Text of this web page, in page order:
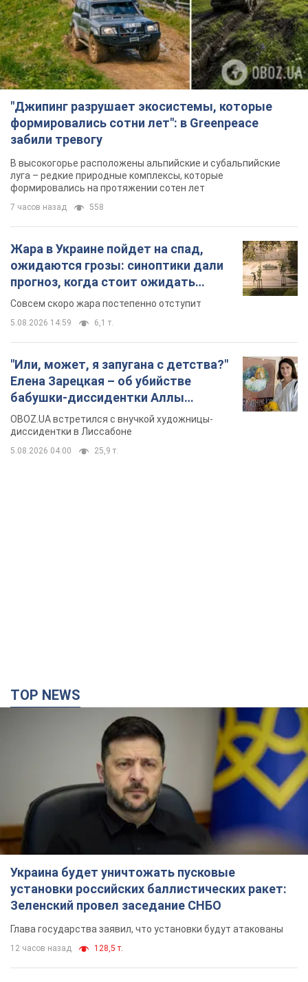
"Джипинг разрушает экосистемы, которые
формировались сотни лет": в Greenpeace
забили тревогу
В высокогорье расположены альпийские и субальпийские
луга – редкие природные комплексы, которые
формировались на протяжении сотен лет
7 часов назад 558
Жара в Украине пойдет на спад,
ожидаются грозы: синоптики дали
прогноз, когда стоит ожидать
изменения погоды
Совсем скоро жара постепенно отступит
5.08.2026 14:59 6,1 т.
"Или, может, я запугана с детства?"
Елена Зарецкая – об убийстве
бабушки-диссидентки Аллы
Горской, критике сына Стуса и
бегстве в Португалию с пятью
детьми
OBOZ.UA встретился с внучкой художницы-
диссидентки в Лиссабоне
5.08.2026 04:00 25,9 т.
TOP NEWS
Украина будет уничтожать пусковые
установки российских баллистических ракет:
Зеленский провел заседание СНБО
Глава государства заявил, что установки будут атакованы
12 часов назад 128,5 т.